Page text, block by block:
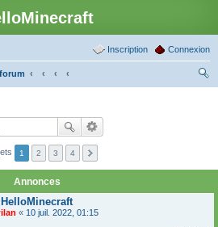
Connexion
Inscription
1 2 3 4
Annonces
« 10 juil. 2022, 01:15